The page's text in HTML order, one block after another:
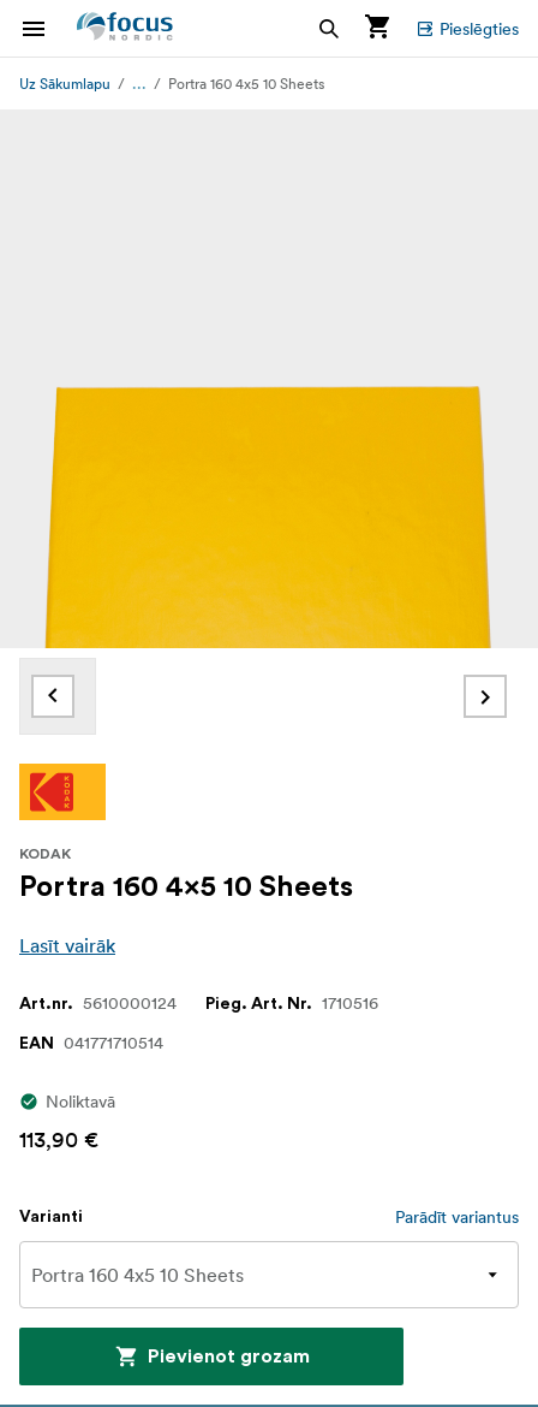
Pieslēgties
Uz Sākumlapu ... Portra 160 4x5 10 Sheets
KODAK
Portra 160 4x5 10 Sheets
Lasīt vairāk
Art.nr. 5610000124 Pieg. Art. Nr. 1710516
EAN 041771710514
Noliktavā
113,90 €
Varianti Parādīt variantus
Pievienot grozam